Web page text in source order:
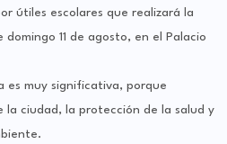
útiles escolares que realizará la
11 de agosto, en el Palacio
es muy significativa, porque
la ciudad, la protección de la salud y